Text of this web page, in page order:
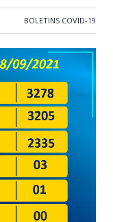
BOLETINS COVID-19